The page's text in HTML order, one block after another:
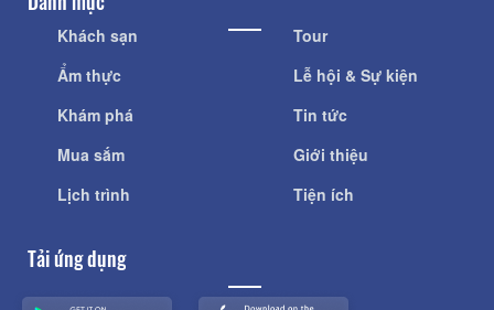
Khách sạn
Ẩm thực
Khám phá
Mua sắm
Lịch trình
Tour
Lễ hội & Sự kiện
Tin tức
Giới thiệu
Tiện ích
Tải ứng dụng